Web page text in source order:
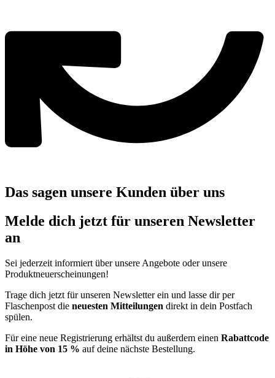
Das sagen unsere Kunden über uns
Melde dich jetzt für unseren Newsletter
an
Sei jederzeit informiert über unsere Angebote oder unsere
Produktneuerscheinungen!
Trage dich jetzt für unseren Newsletter ein und lasse dir per
Flaschenpost die neuesten Mitteilungen direkt in dein Postfach
spülen.
Für eine neue Registrierung erhältst du außerdem einen Rabattcode
in Höhe von 15 % auf deine nächste Bestellung.